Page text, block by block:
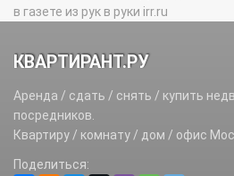
в газете из рук в руки irr.ru
КВАРТИРАНТ.РУ
Аренда / сдать / снять / купить
посредников.
Квартиру / комнату / дом / офис
Поделиться: